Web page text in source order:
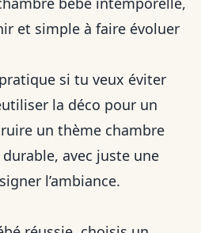
et simple à faire évoluer
si tu veux éviter
la déco pour un
un thème chambre
avec juste une
l’ambiance.